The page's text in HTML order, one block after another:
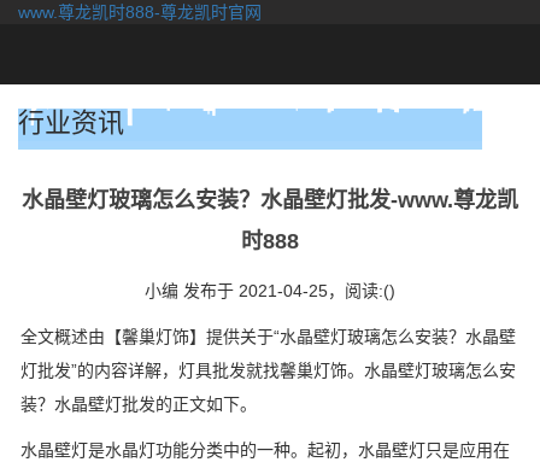
www.尊龙凯时888-尊龙凯时官网
行业资讯
水晶壁灯玻璃怎么安装？水晶壁灯批发-www.尊龙凯
时888
小编 发布于 2021-04-25， 阅读:()
全文概述由【馨巢灯饰】提供关于“水晶壁灯玻璃怎么安装？水晶壁
灯批发”的内容详解，灯具批发就找馨巢灯饰。水晶壁灯玻璃怎么安
装？水晶壁灯批发的正文如下。
水晶壁灯是水晶灯功能分类中的一种。起初，水晶壁灯只是应用在